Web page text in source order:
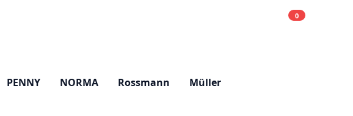
0
PENNY NORMA Rossmann Müller